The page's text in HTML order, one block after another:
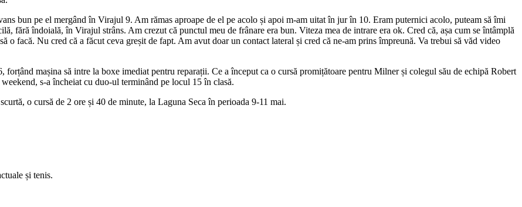
bun pe el mergând în Virajul 9. Am rămas aproape de el pe acolo și apoi m-am uitat în jur în 10. Eram puternici acolo, puteam să îmi
fără îndoială, în Virajul strâns. Am crezut că punctul meu de frânare era bun. Viteza mea de intrare era ok. Cred că, așa cum se întâmplă
o facă. Nu cred că a făcut ceva greșit de fapt. Am avut doar un contact lateral și cred că ne-am prins împreună. Va trebui să văd video
mașina să intre la boxe imediat pentru reparații. Ce a început ca o cursă promițătoare pentru Milner și colegul său de echipă Robert
s-a încheiat cu duo-ul terminând pe locul 15 în clasă.
o cursă de 2 ore și 40 de minute, la Laguna Seca în perioada 9-11 mai.
și tenis.